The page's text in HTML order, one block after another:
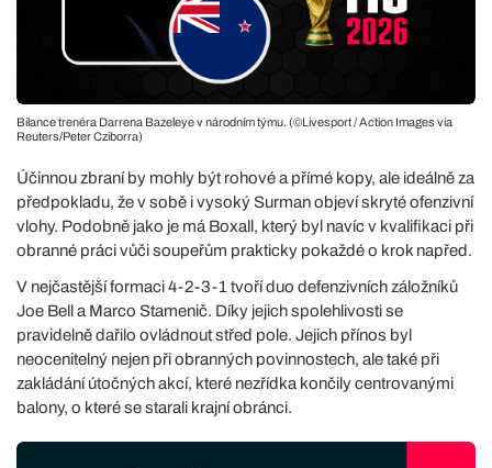
Bilance trenéra Darrena Bazeleye v národním týmu. (©Livesport / Action Images via
Reuters/Peter Cziborra)
Účinnou zbraní by mohly být rohové a přímé kopy, ale ideálně za
předpokladu, že v sobě i vysoký Surman objeví skryté ofenzivní
vlohy. Podobně jako je má Boxall, který byl navíc v kvalifikaci při
obranné práci vůči soupeřům prakticky pokaždé o krok napřed.
V nejčastější formaci 4-2-3-1 tvoří duo defenzivních záložníků
Joe Bell a Marco Stamenič. Díky jejich spolehlivosti se
pravidelně dařilo ovládnout střed pole. Jejich přínos byl
neocenitelný nejen při obranných povinnostech, ale také při
zakládání útočných akcí, které nezřídka končily centrovanými
balony, o které se starali krajní obránci.